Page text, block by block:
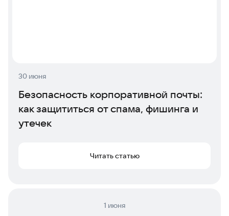
30 июня
Безопасность корпоративной почты:
как защититься от спама, фишинга и
утечек
Читать статью
1 июня